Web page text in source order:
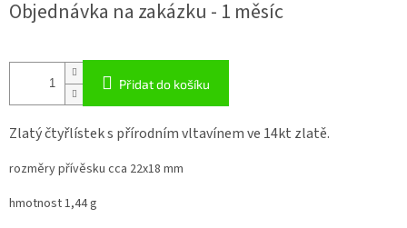
cena:
Objednávka na zakázku - 1 měsíc
Přidat do košíku
Zlatý čtyřlístek s přírodním vltavínem ve 14kt zlatě.
rozměry přívěsku cca 22x18 mm
hmotnost 1,44 g